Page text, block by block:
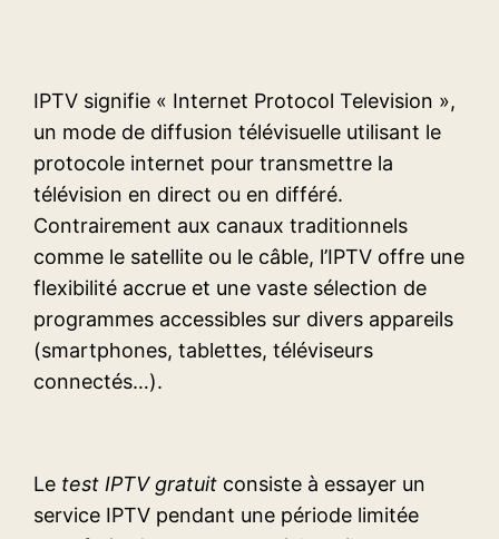
IPTV signifie « Internet Protocol Television »,
un mode de diffusion télévisuelle utilisant le
protocole internet pour transmettre la
télévision en direct ou en différé.
Contrairement aux canaux traditionnels
comme le satellite ou le câble, l’IPTV offre une
flexibilité accrue et une vaste sélection de
programmes accessibles sur divers appareils
(smartphones, tablettes, téléviseurs
connectés…).
Le test IPTV gratuit consiste à essayer un
service IPTV pendant une période limitée